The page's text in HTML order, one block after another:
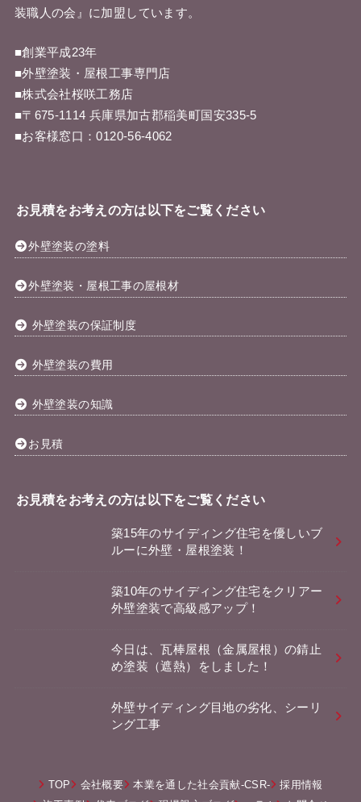
装職人の会 』に加盟しています。
■創業平成23年
■外壁塗装・屋根工事専門店
■株式会社桜咲工務店
■〒675-1114 兵庫県加古郡稲美町国安335-5
■お客様窓口：0120-56-4062
お見積をお考えの方は以下をご覧ください
外壁塗装の塗料
外壁塗装・屋根工事の屋根材
外壁塗装の保証制度
外壁塗装の費用
外壁塗装の知識
お見積
お見積をお考えの方は以下をご覧ください
築15年のサイディング住宅を優しいブ
ルーに外壁・屋根塗装！
築10年のサイディング住宅をクリアー
外壁塗装で高級感アップ！
今日は、瓦棒屋根（金属屋根）の錆止
め塗装（遮熱）をしました！
外壁サイディング目地の劣化、シーリ
ング工事
TOP 会社概要 本業を通した社会貢献-CSR-
採用情報